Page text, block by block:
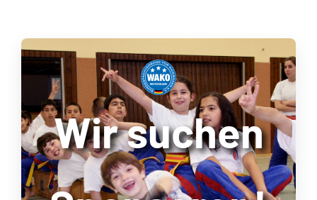
Wir suchen